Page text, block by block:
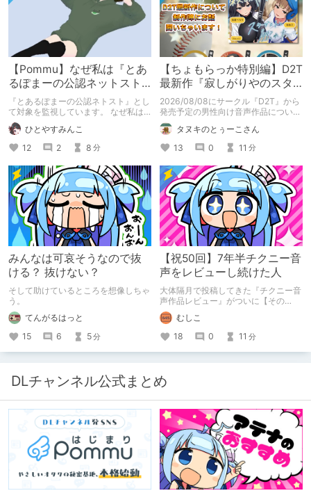
【Pommu】なぜ私は『とあ
るぽまーの公認ネットスト
ーカー』になったのか【出
会い編】
『とあるぽまーの公認ネトスト』とし
て対象を監視しています。 なぜ私は
このような行動をとるに至ったのか。
これまでのあゆみを振り返ります。
ひとやすみんこ
12
2 8 分
【ちょもらっか特別編】D2T
最新作『寂しがりやのスタ
ーダストと触れあって』制
作陣にインタビュー！🎤
2026/08/08にサークル『D2T』から
発売予定の男性向け音声作品について
逆神ラニさんと不束こけしさんにお話
聞いちゃいました！夏コミに関する告
知もあります！
タヌキのとぅーこさん
13
0 11 分
みんなは可哀そうなので抜
ける？ 抜けない？
そして助けているところを想像しちゃ
う。
てんがるはっと
15
6 5分
【祝50回】7年半チクニー音
声をレビューし続けた人
大体隔月で投稿してきた『チクニー音
声作品レビュー』がついに【その
50】を迎えました！ 約7年半チクニー
し続け、おシコり報告をしてきただけ
ですけど記念は記念。 皆様への感謝
を伝えたり、これまでの投稿を振り返
ります。
むしこ
18
0 11 分
DLチャンネル公式まとめ